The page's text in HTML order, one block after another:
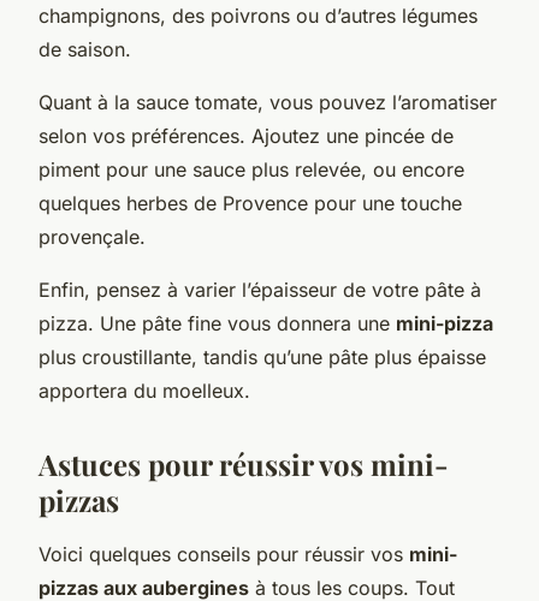
champignons, des poivrons ou d’autres légumes
de saison.
Quant à la sauce tomate, vous pouvez l’aromatiser
selon vos préférences. Ajoutez une pincée de
piment pour une sauce plus relevée, ou encore
quelques herbes de Provence pour une touche
provençale.
Enfin, pensez à varier l’épaisseur de votre pâte à
pizza. Une pâte fine vous donnera une mini-pizza
plus croustillante, tandis qu’une pâte plus épaisse
apportera du moelleux.
Astuces pour réussir vos mini-
pizzas
Voici quelques conseils pour réussir vos mini-
pizzas aux aubergines à tous les coups. Tout